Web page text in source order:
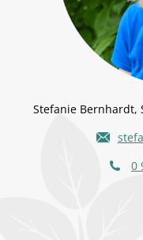
Stefanie Bernhardt,
0